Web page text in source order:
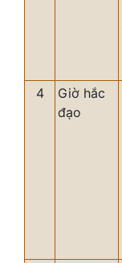
4
Giờ hắc
đạo